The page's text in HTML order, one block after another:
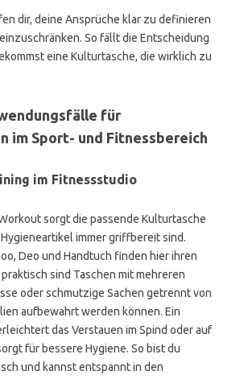
dir, deine Ansprüche klar zu definieren
So fällt die Entscheidung
eine Kulturtasche, die wirklich zu
für
im Sport- und Fitnessbereich
im Fitnessstudio
sorgt die passende Kulturtasche
immer griffbereit sind.
Deo und Handtuch finden hier ihren
sind Taschen mit mehreren
oder schmutzige Sachen getrennt von
aufbewahrt werden können. Ein
das Verstauen im Spind oder auf
für bessere Hygiene. So bist du
und kannst entspannt in den